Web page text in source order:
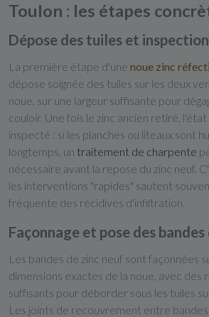
Toulon : les étapes
Dépose des tuiles et
La première étape d'une noue zinc
dépose soignée des tuiles sur les deux
noue, sur une largeur suffisante pour
couloir. Une fois le zinc ancien retiré,
inspecté : si les planches ou liteaux sont
longtemps, un traitement de charpente
nécessaire avant la repose du zinc neuf.
les interventions "rapides" sautent
fréquente des récidives d'infiltration.
Façonnage et pose des
Les bandes de zinc neuf sont façonnées
dimensions exactes de la noue, avec des
suffisants pour déborder sous les tuiles
Les joints de recouvrement entre